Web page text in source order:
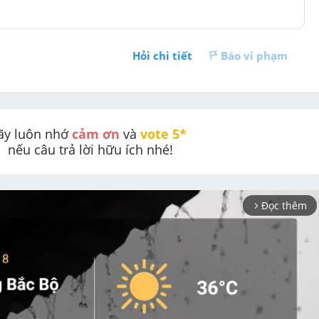
Hỏi chi tiết Báo vi phạm
luôn nhớ cảm ơn và vote 5*
nếu câu trả lời hữu ích nhé!
arrow_forward_ios Đọc thêm